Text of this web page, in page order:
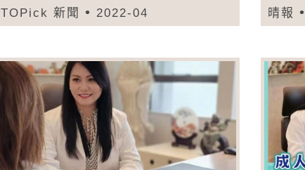
TOPick 新聞 2022-04 晴報